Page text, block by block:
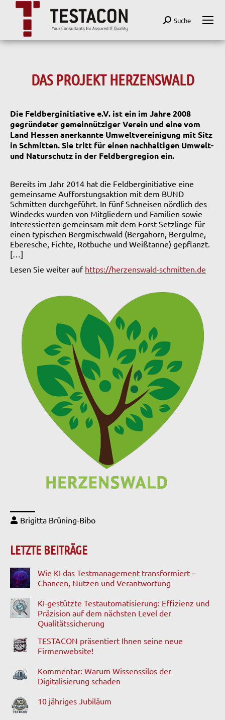
Search:
Suche
DAS PROJEKT HERZENSWALD
Die Feldberginitiative e.V. ist ein im Jahre 2008
gegründeter gemeinnütziger Verein und eine vom
Land Hessen anerkannte Umweltvereinigung mit Sitz
in Schmitten. Sie tritt für einen nachhaltigen Umwelt-
und Naturschutz in der Feldbergregion ein.
Bereits im Jahr 2014 hat die Feldberginitiative eine
gemeinsame Aufforstungsaktion mit dem BUND
Schmitten durchgeführt. In fünf Schneisen nördlich des
Windecks wurden von Mitgliedern und Familien sowie
Interessierten gemeinsam mit dem Forst Setzlinge für
einen typischen Bergmischwald (Bergahorn, Bergulme,
Eberesche, Fichte, Rotbuche und Weißtanne) gepflanzt.
[…]
Lesen Sie weiter auf https://herzenswald-schmitten.de
Brigitta Brüning-Bibo
LETZTE BEITRÄGE
Wie KI das Testmanagement transformiert –
Chancen, Nutzen und Verantwortung
KI-gestützte Testautomatisierung: Effizienz und
Präzision auf dem nächsten Level der
Qualitätssicherung
TESTACON präsentiert Ihnen seine neue
Firmenwebsite!
Kommentar: Warum Wissenssilos der
Digitalisierung schaden
10 jähriges Jubiläum